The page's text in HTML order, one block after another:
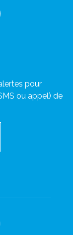
pour
ou appel) de